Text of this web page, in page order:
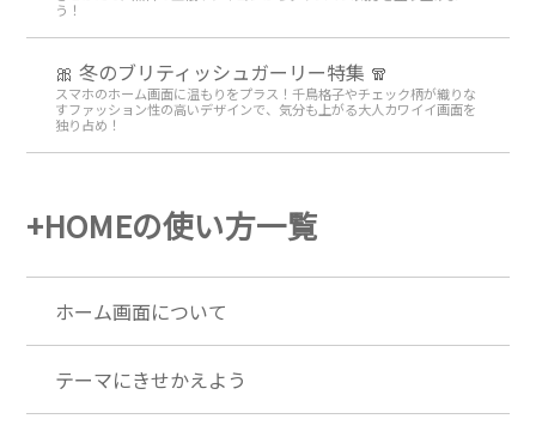
う！
🎀 冬のブリティッシュガーリー特集 🧣
スマホのホーム画面に温もりをプラス！千鳥格子やチェック柄が織りな
すファッション性の高いデザインで、気分も上がる大人カワイイ画面を
独り占め！
+HOMEの使い方一覧
ホーム画面について
テーマにきせかえよう